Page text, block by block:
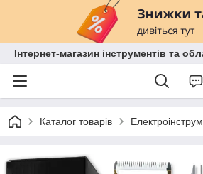
Інтернет-магазин інструментів та
Каталог товарів